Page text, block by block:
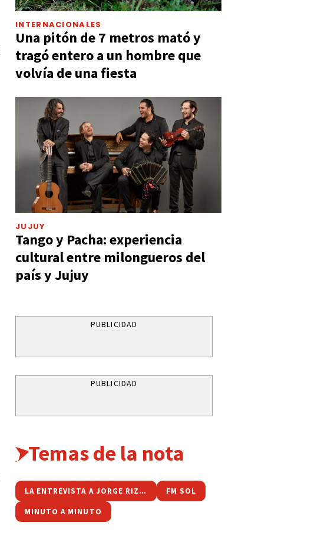
INTERNACIONALES
Una pitón de 7 metros mató y
tragó entero a un hombre que
volvía de una fiesta
JUJUY
Tango y Pacha: experiencia
cultural entre milongueros del
país y Jujuy
PUBLICIDAD
PUBLICIDAD
Temas de la nota
LA ENTREVISTA A JORGE RIZZOTTI FM SOL
MINUTO A MINUTO